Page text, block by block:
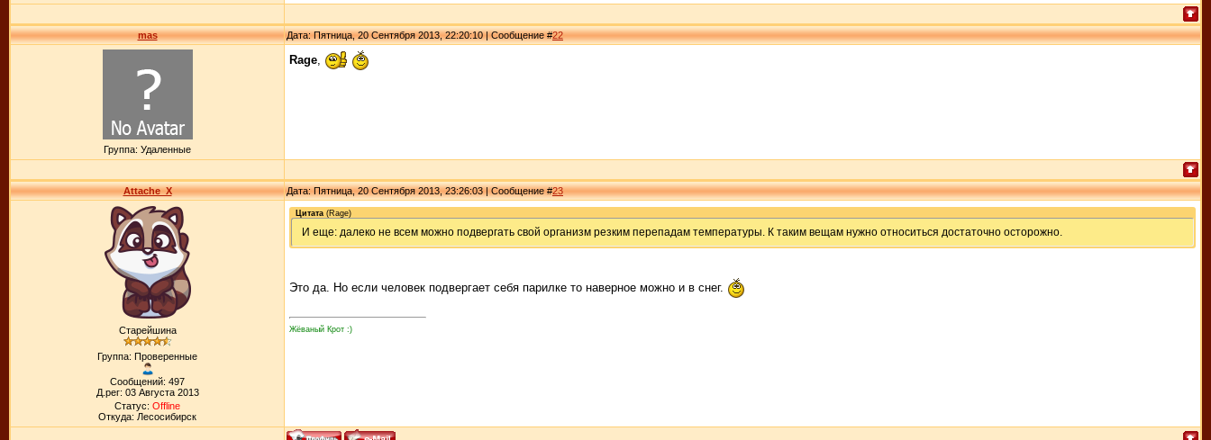
mas Дата: Пятница, 20 Сентября 2013, 22:20:10 | Сообщение #22
Группа: Удаленные
Rage
Attache_X Дата: Пятница, 20 Сентября 2013, 23:26:03 | Сообщение #23
Старейшина
Группа: Проверенные
Сообщений: 497
Д.рег: 03 Августа 2013
Статус: Offline
Откуда: Лесосибирск
Цитата (Rage)
И еще: далеко не всем можно подвергать свой организм резким перепадам температуры. К таким вещам нужно относиться достаточно осторожно.
Это да. Но если человек подвергает себя парилке то наверное можно и в снег.
Жёваный Крот :)